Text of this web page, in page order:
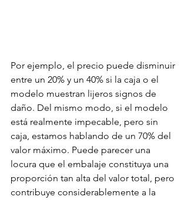
Por ejemplo, el precio puede disminuir
entre un 20% y un 40% si la caja o el
modelo muestran lijeros signos de
daño. Del mismo modo, si el modelo
está realmente impecable, pero sin
caja, estamos hablando de un 70% del
valor máximo. Puede parecer una
locura que el embalaje constituya una
proporción tan alta del valor total, pero
contribuye considerablemente a la